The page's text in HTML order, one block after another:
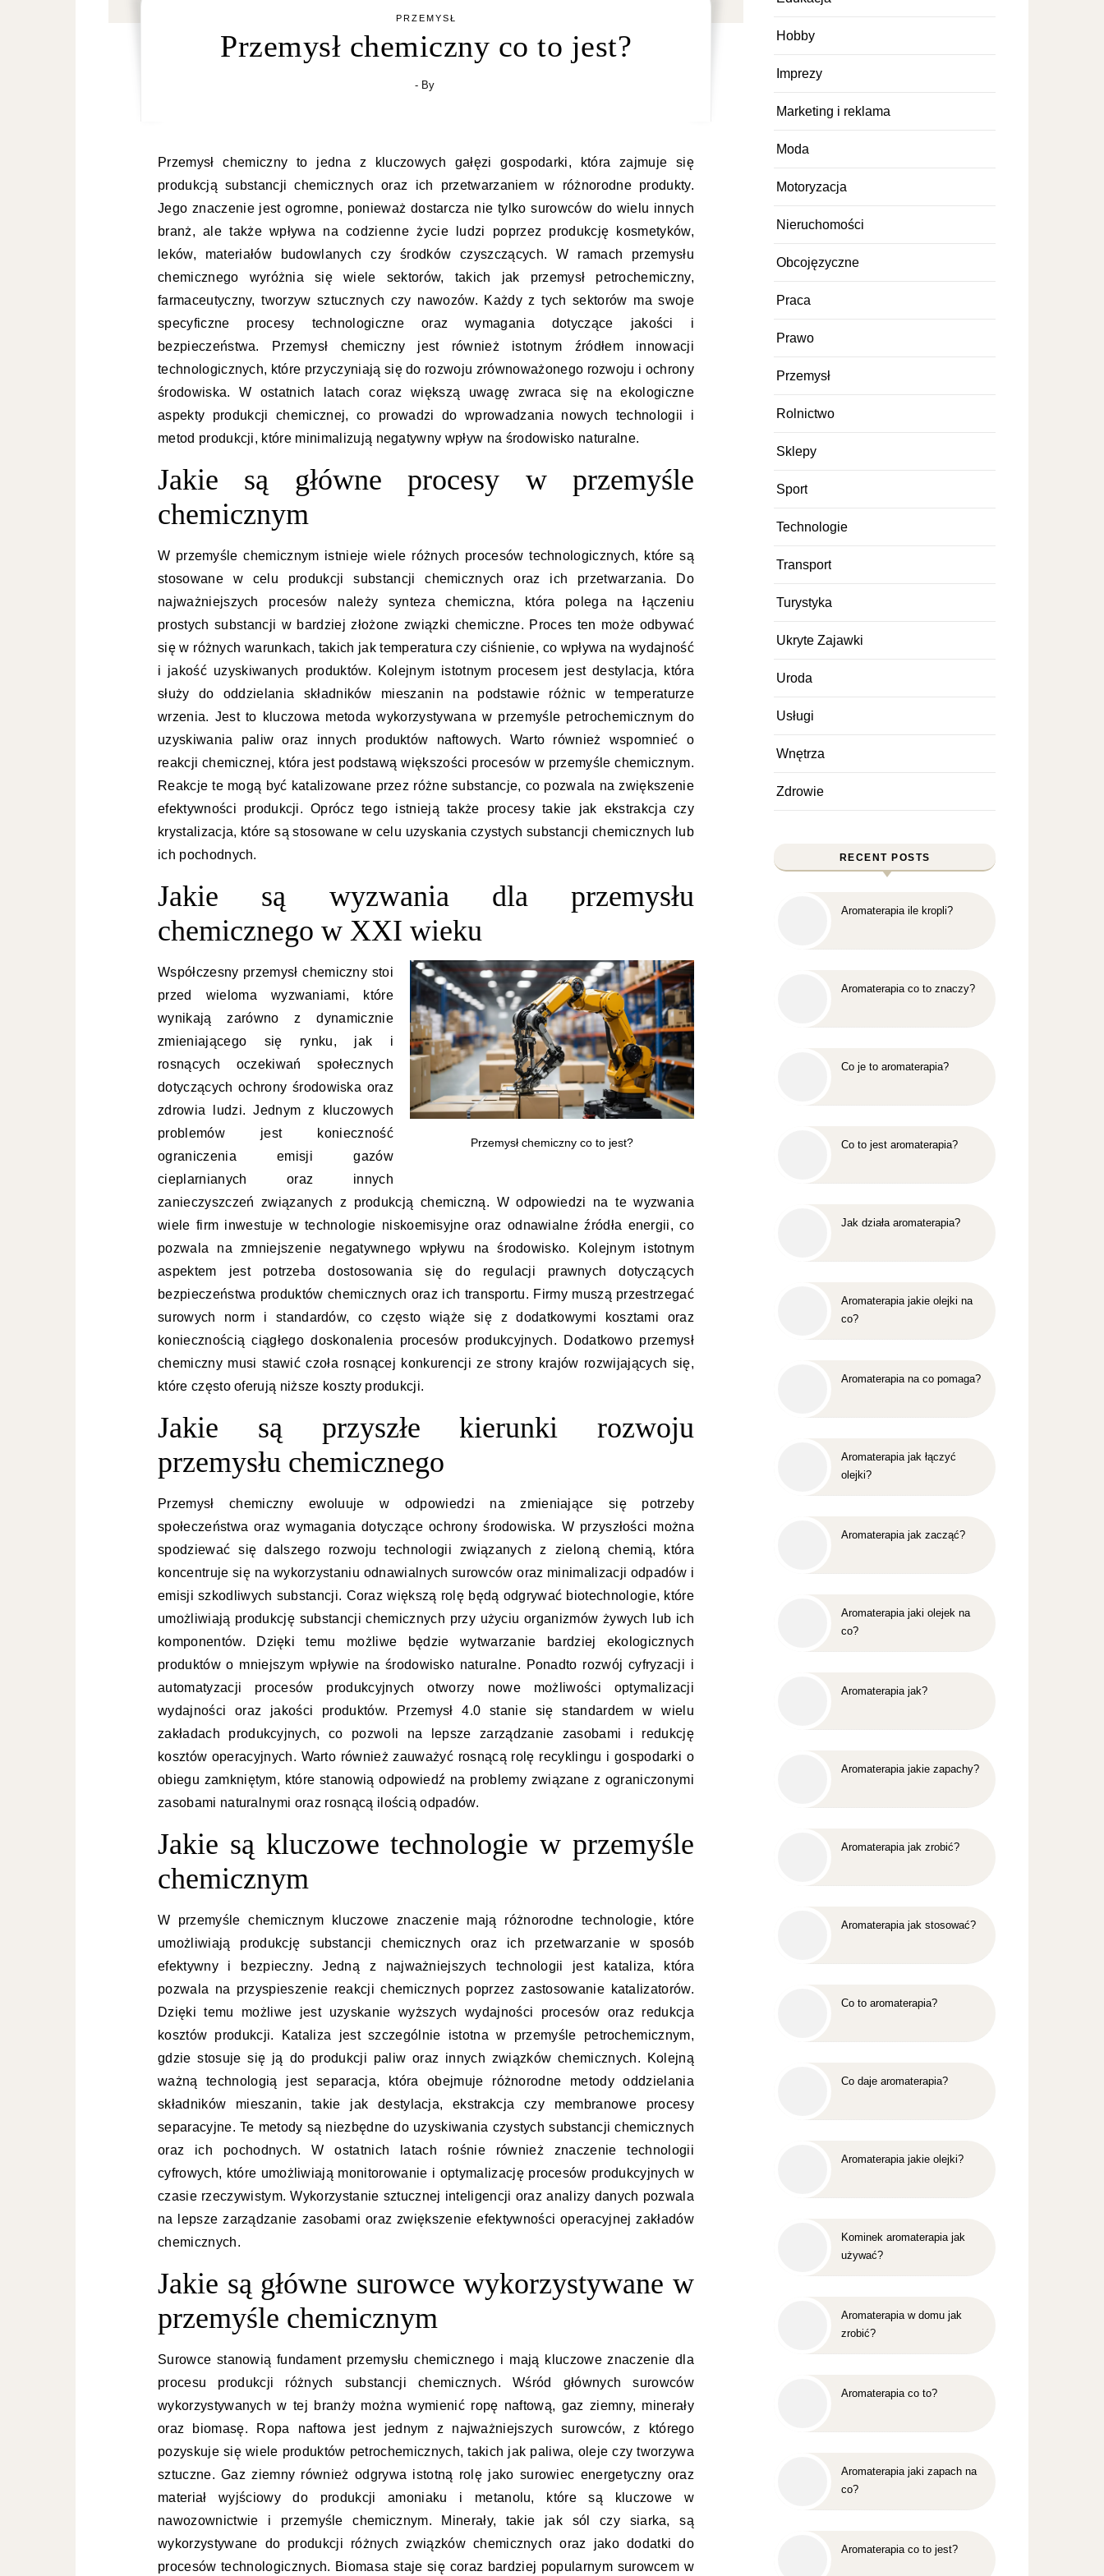
PRZEMYSŁ
Przemysł chemiczny co to jest?
- By
Przemysł chemiczny to jedna z kluczowych gałęzi gospodarki, która zajmuje się
produkcją substancji chemicznych oraz ich przetwarzaniem w różnorodne produkty.
Jego znaczenie jest ogromne, ponieważ dostarcza nie tylko surowców do wielu innych
branż, ale także wpływa na codzienne życie ludzi poprzez produkcję kosmetyków,
leków, materiałów budowlanych czy środków czyszczących. W ramach przemysłu
chemicznego wyróżnia się wiele sektorów, takich jak przemysł petrochemiczny,
farmaceutyczny, tworzyw sztucznych czy nawozów. Każdy z tych sektorów ma swoje
specyficzne procesy technologiczne oraz wymagania dotyczące jakości i
bezpieczeństwa. Przemysł chemiczny jest również istotnym źródłem innowacji
technologicznych, które przyczyniają się do rozwoju zrównoważonego rozwoju i ochrony
środowiska. W ostatnich latach coraz większą uwagę zwraca się na ekologiczne
aspekty produkcji chemicznej, co prowadzi do wprowadzania nowych technologii i
metod produkcji, które minimalizują negatywny wpływ na środowisko naturalne.
Jakie są główne procesy w przemyśle
chemicznym
W przemyśle chemicznym istnieje wiele różnych procesów technologicznych, które są
stosowane w celu produkcji substancji chemicznych oraz ich przetwarzania. Do
najważniejszych procesów należy synteza chemiczna, która polega na łączeniu
prostych substancji w bardziej złożone związki chemiczne. Proces ten może odbywać
się w różnych warunkach, takich jak temperatura czy ciśnienie, co wpływa na wydajność
i jakość uzyskiwanych produktów. Kolejnym istotnym procesem jest destylacja, która
służy do oddzielania składników mieszanin na podstawie różnic w temperaturze
wrzenia. Jest to kluczowa metoda wykorzystywana w przemyśle petrochemicznym do
uzyskiwania paliw oraz innych produktów naftowych. Warto również wspomnieć o
reakcji chemicznej, która jest podstawą większości procesów w przemyśle chemicznym.
Reakcje te mogą być katalizowane przez różne substancje, co pozwala na zwiększenie
efektywności produkcji. Oprócz tego istnieją także procesy takie jak ekstrakcja czy
krystalizacja, które są stosowane w celu uzyskania czystych substancji chemicznych lub
ich pochodnych.
Jakie są wyzwania dla przemysłu
chemicznego w XXI wieku
Przemysł chemiczny co to jest?
Współczesny przemysł chemiczny stoi
przed wieloma wyzwaniami, które
wynikają zarówno z dynamicznie
zmieniającego się rynku, jak i
rosnących oczekiwań społecznych
dotyczących ochrony środowiska oraz
zdrowia ludzi. Jednym z kluczowych
problemów jest konieczność
ograniczenia emisji gazów
cieplarnianych oraz innych
zanieczyszczeń związanych z produkcją chemiczną. W odpowiedzi na te wyzwania
wiele firm inwestuje w technologie niskoemisyjne oraz odnawialne źródła energii, co
pozwala na zmniejszenie negatywnego wpływu na środowisko. Kolejnym istotnym
aspektem jest potrzeba dostosowania się do regulacji prawnych dotyczących
bezpieczeństwa produktów chemicznych oraz ich transportu. Firmy muszą przestrzegać
surowych norm i standardów, co często wiąże się z dodatkowymi kosztami oraz
koniecznością ciągłego doskonalenia procesów produkcyjnych. Dodatkowo przemysł
chemiczny musi stawić czoła rosnącej konkurencji ze strony krajów rozwijających się,
które często oferują niższe koszty produkcji.
Jakie są przyszłe kierunki rozwoju
przemysłu chemicznego
Przemysł chemiczny ewoluuje w odpowiedzi na zmieniające się potrzeby
społeczeństwa oraz wymagania dotyczące ochrony środowiska. W przyszłości można
spodziewać się dalszego rozwoju technologii związanych z zieloną chemią, która
koncentruje się na wykorzystaniu odnawialnych surowców oraz minimalizacji odpadów i
emisji szkodliwych substancji. Coraz większą rolę będą odgrywać biotechnologie, które
umożliwiają produkcję substancji chemicznych przy użyciu organizmów żywych lub ich
komponentów. Dzięki temu możliwe będzie wytwarzanie bardziej ekologicznych
produktów o mniejszym wpływie na środowisko naturalne. Ponadto rozwój cyfryzacji i
automatyzacji procesów produkcyjnych otworzy nowe możliwości optymalizacji
wydajności oraz jakości produktów. Przemysł 4.0 stanie się standardem w wielu
zakładach produkcyjnych, co pozwoli na lepsze zarządzanie zasobami i redukcję
kosztów operacyjnych. Warto również zauważyć rosnącą rolę recyklingu i gospodarki o
obiegu zamkniętym, które stanowią odpowiedź na problemy związane z ograniczonymi
zasobami naturalnymi oraz rosnącą ilością odpadów.
Jakie są kluczowe technologie w przemyśle
chemicznym
W przemyśle chemicznym kluczowe znaczenie mają różnorodne technologie, które
umożliwiają produkcję substancji chemicznych oraz ich przetwarzanie w sposób
efektywny i bezpieczny. Jedną z najważniejszych technologii jest kataliza, która
pozwala na przyspieszenie reakcji chemicznych poprzez zastosowanie katalizatorów.
Dzięki temu możliwe jest uzyskanie wyższych wydajności procesów oraz redukcja
kosztów produkcji. Kataliza jest szczególnie istotna w przemyśle petrochemicznym,
gdzie stosuje się ją do produkcji paliw oraz innych związków chemicznych. Kolejną
ważną technologią jest separacja, która obejmuje różnorodne metody oddzielania
składników mieszanin, takie jak destylacja, ekstrakcja czy membranowe procesy
separacyjne. Te metody są niezbędne do uzyskiwania czystych substancji chemicznych
oraz ich pochodnych. W ostatnich latach rośnie również znaczenie technologii
cyfrowych, które umożliwiają monitorowanie i optymalizację procesów produkcyjnych w
czasie rzeczywistym. Wykorzystanie sztucznej inteligencji oraz analizy danych pozwala
na lepsze zarządzanie zasobami oraz zwiększenie efektywności operacyjnej zakładów
chemicznych.
Jakie są główne surowce wykorzystywane w
przemyśle chemicznym
Surowce stanowią fundament przemysłu chemicznego i mają kluczowe znaczenie dla
procesu produkcji różnych substancji chemicznych. Wśród głównych surowców
wykorzystywanych w tej branży można wymienić ropę naftową, gaz ziemny, minerały
oraz biomasę. Ropa naftowa jest jednym z najważniejszych surowców, z którego
pozyskuje się wiele produktów petrochemicznych, takich jak paliwa, oleje czy tworzywa
sztuczne. Gaz ziemny również odgrywa istotną rolę jako surowiec energetyczny oraz
materiał wyjściowy do produkcji amoniaku i metanolu, które są kluczowe w
nawozownictwie i przemyśle chemicznym. Minerały, takie jak sól czy siarka, są
wykorzystywane do produkcji różnych związków chemicznych oraz jako dodatki do
procesów technologicznych. Biomasa staje się coraz bardziej popularnym surowcem w
Hobby
Imprezy
Marketing i reklama
Moda
Motoryzacja
Nieruchomości
Obcojęzyczne
Praca
Prawo
Przemysł
Rolnictwo
Sklepy
Sport
Technologie
Transport
Turystyka
Ukryte Zajawki
Uroda
Usługi
Wnętrza
Zdrowie
RECENT POSTS
Aromaterapia ile kropli?
Aromaterapia co to znaczy?
Co je to aromaterapia?
Co to jest aromaterapia?
Jak działa aromaterapia?
Aromaterapia jakie olejki na
co?
Aromaterapia na co pomaga?
Aromaterapia jak łączyć
olejki?
Aromaterapia jak zacząć?
Aromaterapia jaki olejek na
co?
Aromaterapia jak?
Aromaterapia jakie zapachy?
Aromaterapia jak zrobić?
Aromaterapia jak stosować?
Co to aromaterapia?
Co daje aromaterapia?
Aromaterapia jakie olejki?
Kominek aromaterapia jak
używać?
Aromaterapia w domu jak
zrobić?
Aromaterapia co to?
Aromaterapia jaki zapach na
co?
Aromaterapia co to jest?